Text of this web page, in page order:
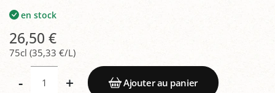
en stock
26,50 €
75cl (35,33 €/L)
- + Ajouter au panier